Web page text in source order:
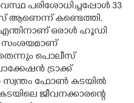
പരിശോധിച്ചപ്പോൾ 33
ആണെന്ന് കണ്ടെത്തി.
ഒരാൾ ഹൂഡി
സംശയമാണ്
പൊലീസ്
ട്രാക്ക്
സ്വന്തം ഫോൺ കടയിൽ
ജീവനക്കാരന്റെ